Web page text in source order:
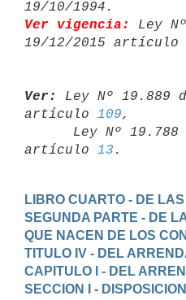
Ver vigencia:
Ley
19/12/2015 artículo
Ver:
Ley Nº 19.889
artículo 109,
artículo 13
LIBRO CUARTO - DE
SEGUNDA PARTE - DE
QUE NACEN DE LOS
TITULO IV - DEL
CAPITULO I - DEL
SECCION I -